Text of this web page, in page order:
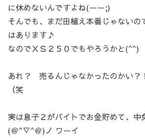
に休めないんですよね(ーー;)
そんでも、まだ田植え本番じゃないの
はあります♪
なのでＸＳ２５０でもやろうかと(^^)
あれ？ 売るんじゃなかったのかい
（笑
実は息子２がバイトでお金貯めて、中
(＠^▽^＠)ノ ワーイ